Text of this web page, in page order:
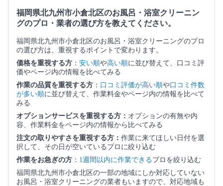
福岡県北九州市小倉北区のお風呂・浴室クリーニン
グのプロ・業者の選び方を教えてください。
福岡県北九州市小倉北区のお風呂・浴室クリーニングのプロ
の選び方は、重視するポイントで変わります。
価格を重視する方 ： 安い順や高い順に並び替えて、口コミ評
価やページ内の情報を比べてみる
作業の品質を重視する方 ： 口コミ評価が高い順や口コミ件数
が多い順に並び替えて、作業料金やページ内の情報を比べて
みる
オプションサービスを重視する方： オプションの有無や内
容、作業料金をページ内の情報から比べてみる
注文の取りやすさを重視する方： 作業に来てほしい日付を選
択して、その日が空いているプロに絞り込む
作業をお急ぎの方 ： 1週間以内に作業できるプロを絞り込む
福岡県北九州市小倉北区の一部の地域にしか対応していない
お風呂・浴室クリーニングの業者もいますので、対応地域も